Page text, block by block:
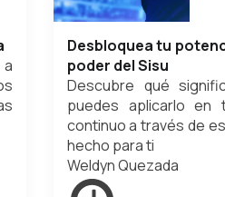
a
Desbloquea tu
poder del Sisu
Descubre qué
puedes aplicarlo en
continuo a través de
hecho para ti
Weldyn Quezada